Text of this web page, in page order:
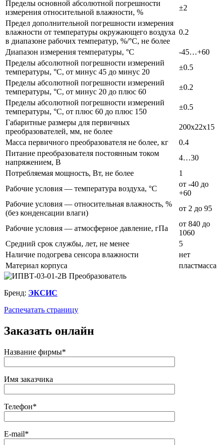
Пределы основной абсолютной погрешности
измерения относительной влажности, %
±2
Предел дополнительной погрешности измерения
влажности от температуры окружающего воздуха
в диапазоне рабочих температур, %/°С, не более
0.2
Диапазон измерения температуры, °С
-45…+60
Пределы абсолютной погрешности измерений
температуры, °С, от минус 45 до минус 20
±0.5
Пределы абсолютной погрешности измерений
температуры, °С, от минус 20 до плюс 60
±0.2
Пределы абсолютной погрешности измерений
температуры, °С, от плюс 60 до плюс 150
±0.5
Габаритные размеры для первичных
преобразователей, мм, не более
200х22х15
Масса первичного преобразователя не более, кг
0.4
Питание преобразователя постоянным током
напряжением, В
4…30
Потребляемая мощность, Вт, не более
1
Рабочие условия — температура воздуха, °С
от -40 до
+60
Рабочие условия — относительная влажность, %
(без конденсации влаги)
от 2 до 95
Рабочие условия — атмосферное давление, гПа
от 840 до
1060
Средний срок службы, лет, не менее
5
Наличие подогрева сенсора влажности
нет
Материал корпуса
пластмасса
Бренд: ЭКСИС
Распечатать страницу
Заказать онлайн
Название фирмы*
Имя заказчика
Телефон*
E-mail*